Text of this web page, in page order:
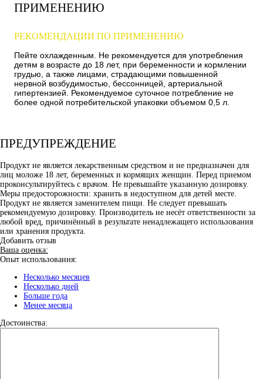
ПРИМЕНЕНИЮ
РЕКОМЕНДАЦИИ ПО ПРИМЕНЕНИЮ
Пейте охлажденным. Не рекомендуется для употребления
детям в возрасте до 18 лет, при беременности и кормлении
грудью, а также лицами, страдающими повышенной
нервной возбудимостью, бессонницей, артериальной
гипертензией. Рекомендуемое суточное потребление не
более одной потребительской упаковки объемом 0,5 л.
ПРЕДУПРЕЖДЕНИЕ
Продукт не является лекарственным средством и не предназначен для
лиц моложе 18 лет, беременных и кормящих женщин. Перед приемом
проконсультируйтесь с врачом. Не превышайте указанную дозировку.
Меры предосторожности: хранить в недоступном для детей месте.
Продукт не является заменителем пищи. Не следует превышать
рекомендуемую дозировку. Производитель не несёт ответственности за
любой вред, причинённый в результате ненадлежащего использования
или хранения продукта.
Добавить отзыв
Ваша оценка:
Опыт использования:
Несколько месяцев
Несколько дней
Больше года
Менее месяца
Достоинства: